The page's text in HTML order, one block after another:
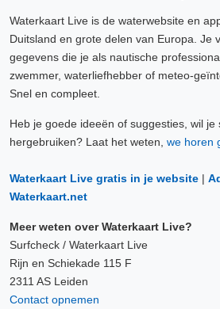
Waterkaart Live is de waterwebsite en
Duitsland en grote delen van Europa. Je
gegevens die je als nautische
zwemmer, waterliefhebber of meteo-
Snel en compleet.
Heb je goede ideeën of suggesties, wil je
hergebruiken? Laat het weten, we horen
Waterkaart Live gratis in je website |
Waterkaart.net
Meer weten over Waterkaart Live?
Surfcheck / Waterkaart Live
Rijn en Schiekade 115 F
2311 AS Leiden
Contact opnemen